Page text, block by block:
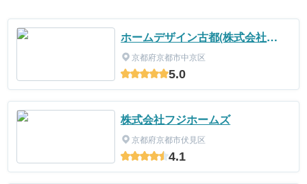
ホームデザイン古都(株式会社
AMON)
京都府京都市中京区
5.0
株式会社フジホームズ
京都府京都市伏見区
4.1